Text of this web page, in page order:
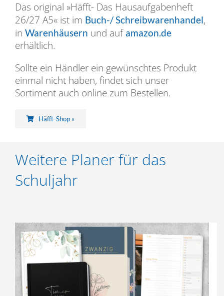
Das original »Häfft- Das Hausaufgabenheft
26/27 A5« ist im Buch-/ Schreibwarenhandel,
in Warenhäusern und auf amazon.de
erhältlich.
Sollte ein Händler ein gewünschtes Produkt
einmal nicht haben, findet sich unser
Sortiment auch online zum Bestellen.
Häfft-Shop »
Weitere Planer für das
Schuljahr